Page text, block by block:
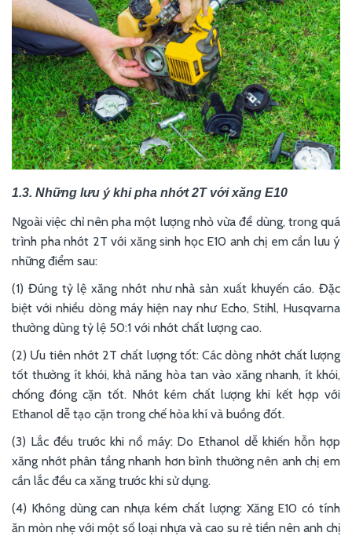
1.3. Những lưu ý khi pha nhớt 2T với xăng E10
Ngoài việc chỉ nên pha một lượng nhỏ vừa để dùng, trong quá
trình pha nhớt 2T với xăng sinh học E10 anh chị em cần lưu ý
những điểm sau:
(1) Đúng tỷ lệ xăng nhớt như nhà sản xuất khuyến cáo. Đặc
biệt với nhiều dòng máy hiện nay như Echo, Stihl, Husqvarna
thường dùng tỷ lệ 50:1 với nhớt chất lượng cao.
(2) Ưu tiên nhớt 2T chất lượng tốt: Các dòng nhớt chất lượng
tốt thường ít khói, khả năng hòa tan vào xăng nhanh, ít khói,
chống đóng cặn tốt. Nhớt kém chất lượng khi kết hợp với
Ethanol dễ tạo cặn trong chế hòa khí và buồng đốt.
(3) Lắc đều trước khi nổ máy: Do Ethanol dễ khiến hỗn hợp
xăng nhớt phân tầng nhanh hơn bình thường nên anh chị em
cần lắc đều ca xăng trước khi sử dụng.
(4) Không dùng can nhựa kém chất lượng: Xăng E10 có tính
ăn mòn nhẹ với một số loại nhựa và cao su rẻ tiền nên anh chị